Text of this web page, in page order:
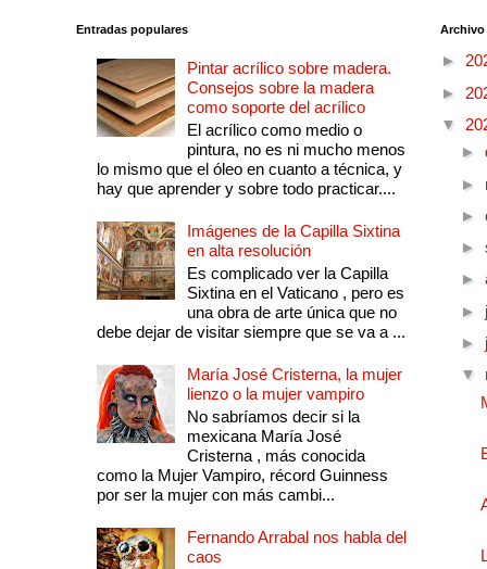
Entradas populares
Pintar acrílico sobre madera.
Consejos sobre la madera
como soporte del acrílico
El acrílico como medio o
pintura, no es ni mucho menos
lo mismo que el óleo en cuanto a técnica, y
hay que aprender y sobre todo practicar....
Imágenes de la Capilla Sixtina
en alta resolución
Es complicado ver la Capilla
Sixtina en el Vaticano , pero es
una obra de arte única que no
debe dejar de visitar siempre que se va a ...
María José Cristerna, la mujer
lienzo o la mujer vampiro
No sabríamos decir si la
mexicana María José
Cristerna , más conocida
como la Mujer Vampiro, récord Guinness
por ser la mujer con más cambi...
Fernando Arrabal nos habla del
caos
►
►
▼
►
►
►
►
►
►
►
▼